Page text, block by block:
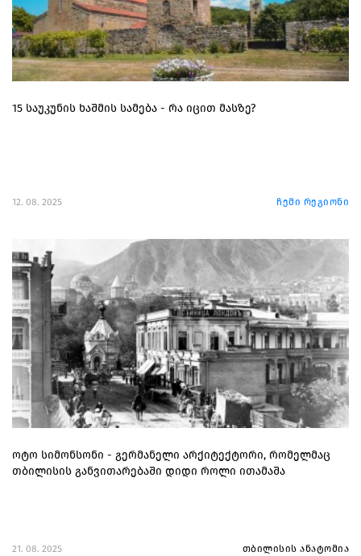
15 საუკუნის ხაშმის სამება - რა იცით მასზე?
12. 08. 2025 ჩემი რეგიონი
ოტო სიმონსონი - გერმანელი არქიტექტორი, რომელმაც
თბილისის განვითარებაში დიდი როლი ითამაშა
21. 08. 2025 თბილისის ანატომია